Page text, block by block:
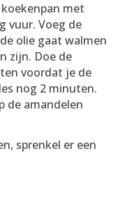
met
vuur. Voeg de
olie gaat walmen
zijn. Doe de
voordat je de
nog 2 minuten.
de amandelen
sprenkel er een